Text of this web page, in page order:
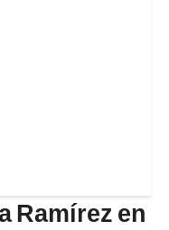
Ramírez en